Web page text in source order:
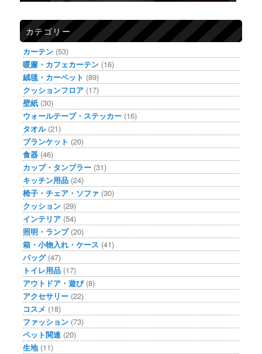
カテゴリー
カーテン (53)
暖簾・カフェカーテン (16)
絨毯・カーペット (89)
クッションフロア (17)
壁紙 (30)
ウォールテープ・ステッカー (16)
タオル(21)
ブランケット (20)
食器 (46)
カップ・タンブラー (31)
キッチン用品 (24)
椅子・チェア・ソファ (30)
クッション (29)
インテリア (54)
照明・ランプ(20)
箱・小物入れ・ケース (41)
バッグ(47)
トイレ用品 (17)
アウトドア・遊び(8)
アクセサリー (22)
コスメ (18)
ファッション (73)
ペット関連 (20)
生地(11)